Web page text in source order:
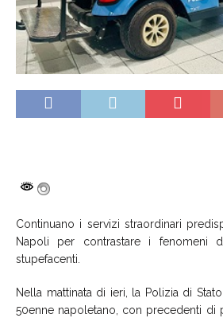
Continuano i servizi straordinari
Napoli per contrastare i fenomeni
stupefacenti.
Nella mattinata di ieri, la Polizia di
50enne napoletano, con precedenti di